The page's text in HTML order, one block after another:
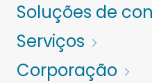
Soluções de
Serviços
Corporação